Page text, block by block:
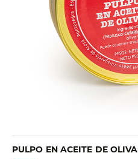
PULPO EN ACEITE DE OLIVA